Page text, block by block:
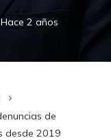
Hace 2 años
de
desde 2019